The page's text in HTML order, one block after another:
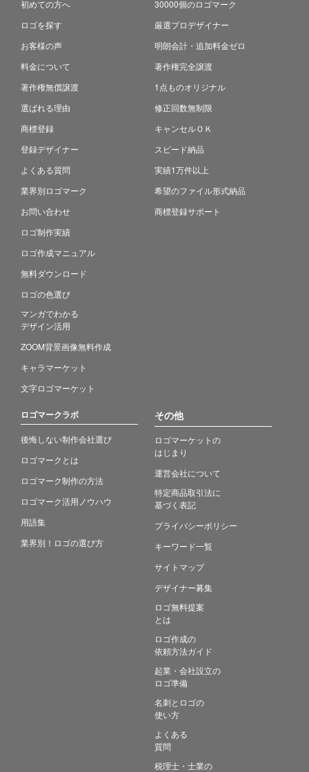
初めての方へ
ロゴを探す
お客様の声
料金について
著作権無償譲渡
選ばれる理由
商標登録
登録デザイナー
よくある質問
業界別ロゴマーク
お問い合わせ
ロゴ制作実績
ロゴ作成マニュアル
無料ダウンロード
ロゴの色選び
マンガでわかる
デザイン活用
ZOOM背景画像無料作成
キャラマーケット
文字ロゴマーケット
30000個のロゴマーク
厳選プロデザイナー
明朗会計・追加料金ゼロ
著作権完全譲渡
1点ものオリジナル
修正回数無制限
キャンセルＯＫ
スピード納品
実績1万件以上
希望のファイル形式納品
商標登録サポート
ロゴマークラボ
後悔しない制作会社選び
ロゴマークとは
ロゴマーク制作の方法
ロゴマーク活用ノウハウ
用語集
業界別！ロゴの選び方
その他
ロゴマーケットの
はじまり
運営会社について
特定商品取引法に
基づく表記
プライバシーポリシー
キーワード一覧
サイトマップ
デザイナー募集
ロゴ無料提案
とは
ロゴ作成の
依頼方法ガイド
起業・会社設立の
ロゴ準備
名刺とロゴの
使い方
よくある
質問
税理士・士業の